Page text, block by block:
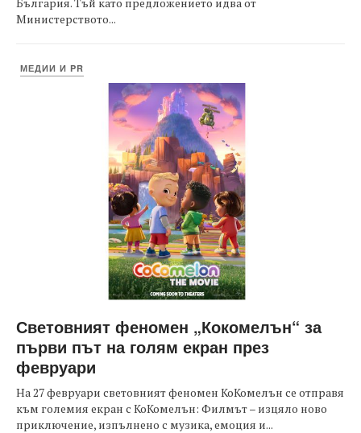
Министерството...
МЕДИИ И PR
Световният феномен „Кокомелън“ за
първи път на голям екран през
февруари
На 27 февруари световният феномен КоКомелън се отправя
към големия екран с КоКомелън: Филмът – изцяло ново
приключение, изпълнено с музика, емоция и...